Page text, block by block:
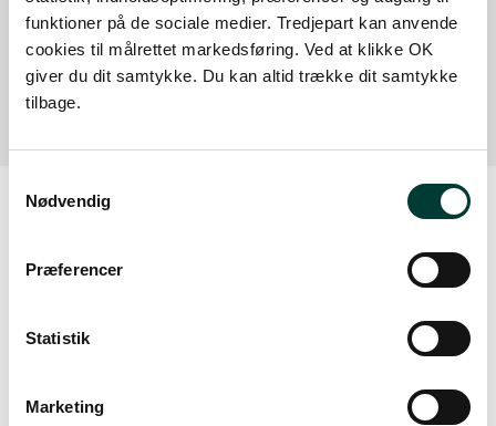
funktioner på de sociale medier. Tredjepart kan anvende
cookies til målrettet markedsføring. Ved at klikke OK
giver du dit samtykke. Du kan altid trække dit samtykke
tilbage.
Nødvendig
Præferencer
Statistik
Marketing
Lille Klit
P-plads ved stranden "Lille Klit".
Læs mere
Fre. 7.aug.